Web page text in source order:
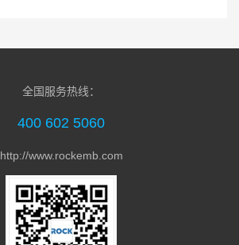
全国服务热线：
400 602 5060
http://www.rockemb.com